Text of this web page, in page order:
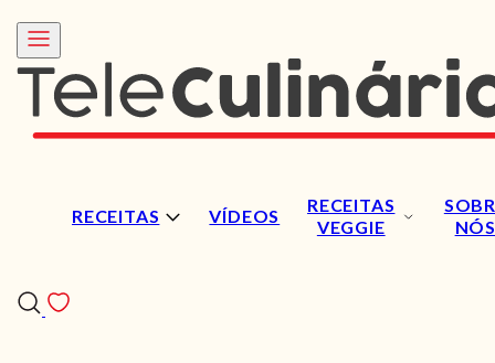
RECEITAS VÍDEOS
RECEITAS
VEGGIE
NÓS